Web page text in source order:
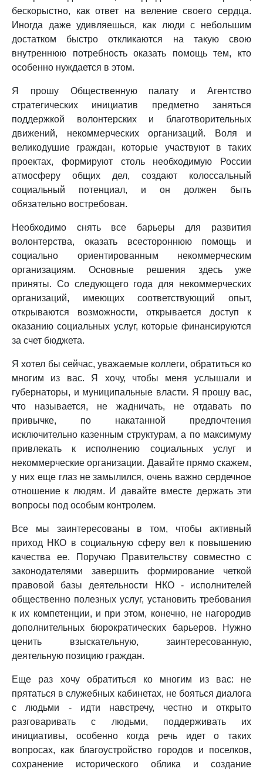
бескорыстно, как ответ на веление своего сердца.
Иногда даже удивляешься, как люди с небольшим
достатком быстро откликаются на такую свою
внутреннюю потребность оказать помощь тем, кто
особенно нуждается в этом.
Я прошу Общественную палату и Агентство
стратегических инициатив предметно заняться
поддержкой волонтерских и благотворительных
движений, некоммерческих организаций. Воля и
великодушие граждан, которые участвуют в таких
проектах, формируют столь необходимую России
атмосферу общих дел, создают колоссальный
социальный потенциал, и он должен быть
обязательно востребован.
Необходимо снять все барьеры для развития
волонтерства, оказать всестороннюю помощь и
социально ориентированным некоммерческим
организациям. Основные решения здесь уже
приняты. Со следующего года для некоммерческих
организаций, имеющих соответствующий опыт,
открываются возможности, открывается доступ к
оказанию социальных услуг, которые финансируются
за счет бюджета.
Я хотел бы сейчас, уважаемые коллеги, обратиться ко
многим из вас. Я хочу, чтобы меня услышали и
губернаторы, и муниципальные власти. Я прошу вас,
что называется, не жадничать, не отдавать по
привычке, по накатанной предпочтения
исключительно казенным структурам, а по максимуму
привлекать к исполнению социальных услуг и
некоммерческие организации. Давайте прямо скажем,
у них еще глаз не замылился, очень важно сердечное
отношение к людям. И давайте вместе держать эти
вопросы под особым контролем.
Все мы заинтересованы в том, чтобы активный
приход НКО в социальную сферу вел к повышению
качества ее. Поручаю Правительству совместно с
законодателями завершить формирование четкой
правовой базы деятельности НКО - исполнителей
общественно полезных услуг, установить требования
к их компетенции, и при этом, конечно, не нагородив
дополнительных бюрократических барьеров. Нужно
ценить взыскательную, заинтересованную,
деятельную позицию граждан.
Еще раз хочу обратиться ко многим из вас: не
прятаться в служебных кабинетах, не бояться диалога
с людьми - идти навстречу, честно и открыто
разговаривать с людьми, поддерживать их
инициативы, особенно когда речь идет о таких
вопросах, как благоустройство городов и поселков,
сохранение исторического облика и создание